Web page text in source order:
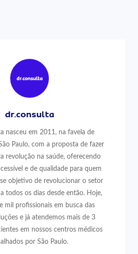
dr.consulta
nasceu em 2011, na favela de
Paulo, com a proposta de fazer
revolução na saúde, oferecendo
e de qualidade para quem
objetivo de revolucionar o setor
todos os dias desde então. Hoje,
mil profissionais em busca das
e já atendemos mais de 3
em nossos centros médicos
por São Paulo.